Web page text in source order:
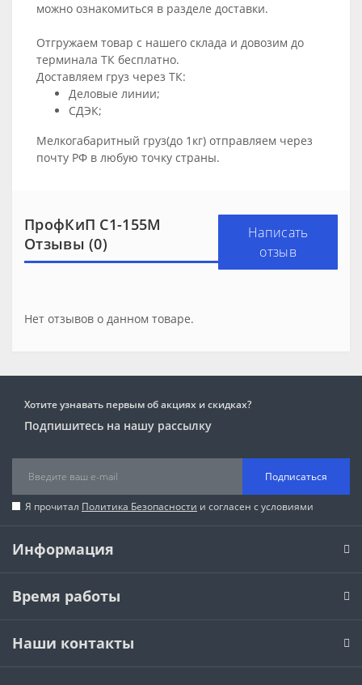
можно ознакомиться в разделе доставки.
Отгружаем товар с нашего склада и довозим до
терминала ТК бесплатно.
Доставляем груз через ТК:
Деловые линии;
СДЭК;
Мелкогабаритный груз(до 1кг) отправляем через
почту РФ в любую точку страны.
ПрофКиП С1-155М
Отзывы (0)
Написать
отзыв
Нет отзывов о данном товаре.
Хотите узнавать первым об акциях и скидках?
Подпишитесь на нашу рассылку
Подписаться
Я прочитал Политика Безопасности и согласен с условиями
Информация
Время работы
Наши контакты